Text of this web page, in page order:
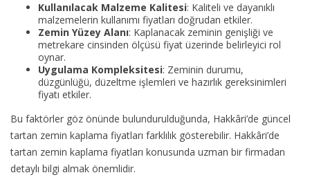
Kullanılacak Malzeme Kalitesi: Kaliteli ve dayanıklı
malzemelerin kullanımı fiyatları doğrudan etkiler.
Zemin Yüzey Alanı: Kaplanacak zeminin genişliği ve
metrekare cinsinden ölçüsü fiyat üzerinde belirleyici rol
oynar.
Uygulama Kompleksitesi: Zeminin durumu,
düzgünlüğü, düzeltme işlemleri ve hazırlık gereksinimleri
fiyatı etkiler.
Bu faktörler göz önünde bulundurulduğunda, Hakkâri’de güncel
tartan zemin kaplama fiyatları farklılık gösterebilir. Hakkâri’de
tartan zemin kaplama fiyatları konusunda uzman bir firmadan
detaylı bilgi almak önemlidir.